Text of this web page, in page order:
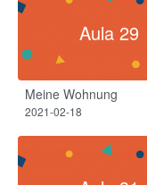
Aula 29
Meine Wohnung
2021-02-18